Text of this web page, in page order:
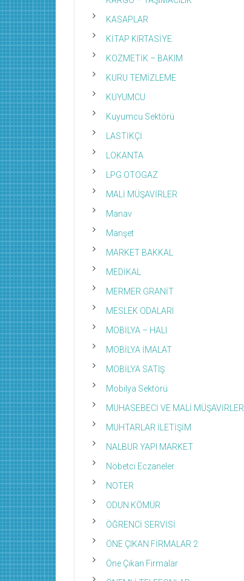
KASAPLAR
KİTAP KIRTASİYE
KOZMETİK – BAKIM
KURU TEMİZLEME
KUYUMCU
Kuyumcu Sektörü
LASTİKÇİ
LOKANTA
LPG OTOGAZ
MALİ MÜŞAVİRLER
Manav
Manşet
MARKET BAKKAL
MEDİKAL
MERMER GRANİT
MESLEK ODALARI
MOBİLYA – HALI
MOBİLYA İMALAT
MOBİLYA SATIŞ
Mobilya Sektörü
MUHASEBECİ VE MALİ MÜŞAVİRLER
MUHTARLAR İLETİŞİM
NALBUR YAPI MARKET
Nöbetci Eczaneler
NOTER
ODUN KÖMÜR
ÖĞRENCİ SERVİSİ
ÖNE ÇIKAN FİRMALAR 2
Öne Çıkan Firmalar